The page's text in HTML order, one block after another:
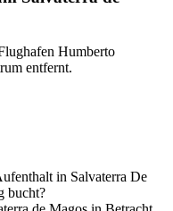
Humberto
entfernt.
in Salvaterra De
bucht?